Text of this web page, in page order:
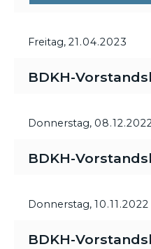
Messe
Freitag, 21.04.2023
BDKH-
Donnerstag,
BDKH-
Donnerstag, 10.11.2022
BDKH-